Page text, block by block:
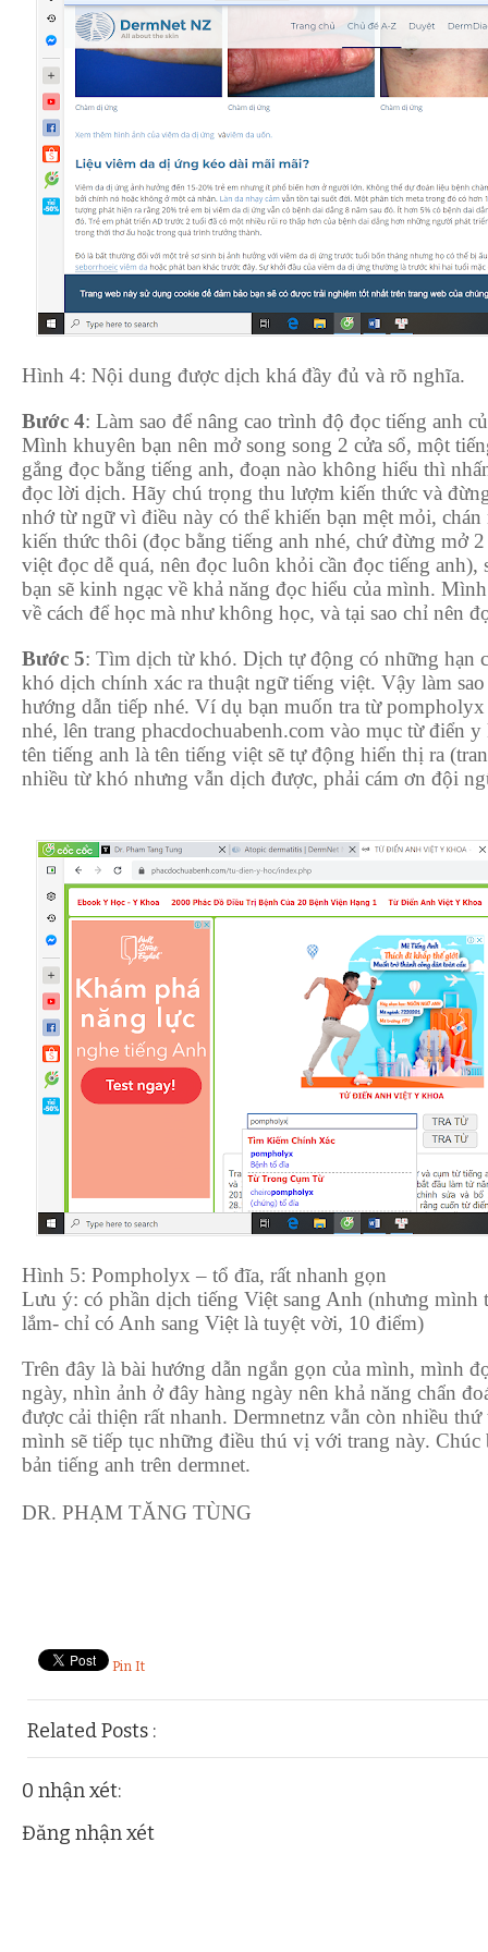
Hình 4: Nội dung được dịch khá đầy đủ và rõ nghĩa.
Bước 4: Làm sao để nâng cao trình độ đọc tiếng anh
Mình khuyên bạn nên mở song song 2 cửa sổ, một
gắng đọc bằng tiếng anh, đoạn nào không hiểu thì
đọc lời dịch. Hãy chú trọng thu lượm kiến thức và
nhớ từ ngữ vì điều này có thể khiến bạn mệt mỏi,
kiến thức thôi (đọc bằng tiếng anh nhé, chứ đừng mở
việt đọc dễ quá, nên đọc luôn khỏi cần đọc tiếng anh),
bạn sẽ kinh ngạc về khả năng đọc hiểu của mình.
về cách để học mà như không học, và tại sao chỉ nên
Bước 5: Tìm dịch từ khó. Dịch tự động có những hạn
khó dịch chính xác ra thuật ngữ tiếng việt. Vậy làm
hướng dẫn tiếp nhé. Ví dụ bạn muốn tra từ
nhé, lên trang phacdochuabenh.com vào mục từ điển
tên tiếng anh là tên tiếng việt sẽ tự động hiển thị ra
nhiều từ khó nhưng vẫn dịch được, phải cám ơn đội
Hình 5: Pompholyx – tổ đĩa, rất nhanh gọn
Lưu ý: có phần dịch tiếng Việt sang Anh (nhưng mình
lắm- chỉ có Anh sang Việt là tuyệt vời, 10 điểm)
Trên đây là bài hướng dẫn ngắn gọn của mình, mình
ngày, nhìn ảnh ở đây hàng ngày nên khả năng chẩn
được cải thiện rất nhanh. Dermnetnz vẫn còn nhiều
mình sẽ tiếp tục những điều thú vị với trang này. Chúc
bản tiếng anh trên dermnet.
DR. PHẠM TĂNG TÙNG
Pin It
Related Posts :
0 nhận xét:
Đăng nhận xét